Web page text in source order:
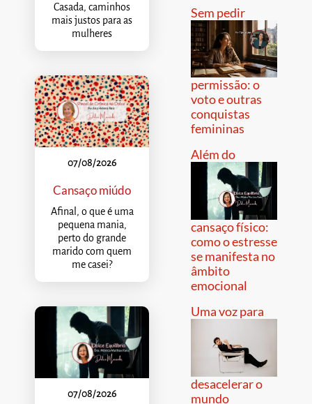
Casada, caminhos
mais justos para as
mulheres
07/08/2026
Cansaço miúdo
Afinal, o que é uma
pequena mania,
perto do grande
marido com quem
me casei?
07/08/2026
Sem pedir
permissão: o
voto e outras
conquistas
femininas
Além do
cansaço físico:
como o estresse
se manifesta no
âmbito
emocional
Uma voz para
desacelerar o
mundo